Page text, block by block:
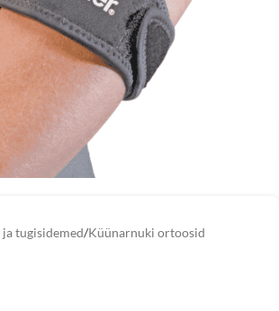
pilti
tugisidemed/Küünarnuki ortoosid